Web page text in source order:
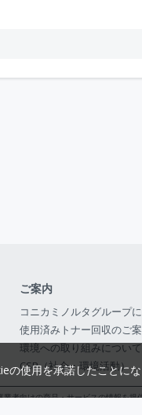
ご案内
コニカミノルタグループ
使用済みトナー回収のご
環境への取り組みについて
CSR（社会・環境活動）
者向けの商品・サービスの情報を提
使用を承諾したことにな